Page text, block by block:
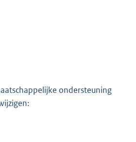
ondersteuning